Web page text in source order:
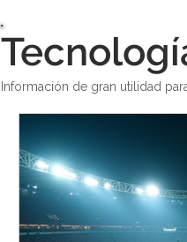
Información de gran utilidad